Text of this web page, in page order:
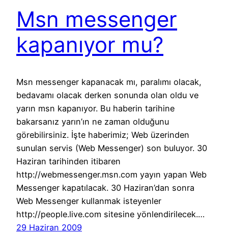
Msn messenger
kapanıyor mu?
Msn messenger kapanacak mı, paralımı olacak,
bedavamı olacak derken sonunda olan oldu ve
yarın msn kapanıyor. Bu haberin tarihine
bakarsanız yarın’ın ne zaman olduğunu
görebilirsiniz. İşte haberimiz; Web üzerinden
sunulan servis (Web Messenger) son buluyor. 30
Haziran tarihinden itibaren
http://webmessenger.msn.com yayın yapan Web
Messenger kapatılacak. 30 Haziran’dan sonra
Web Messenger kullanmak isteyenler
http://people.live.com sitesine yönlendirilecek.…
29 Haziran 2009